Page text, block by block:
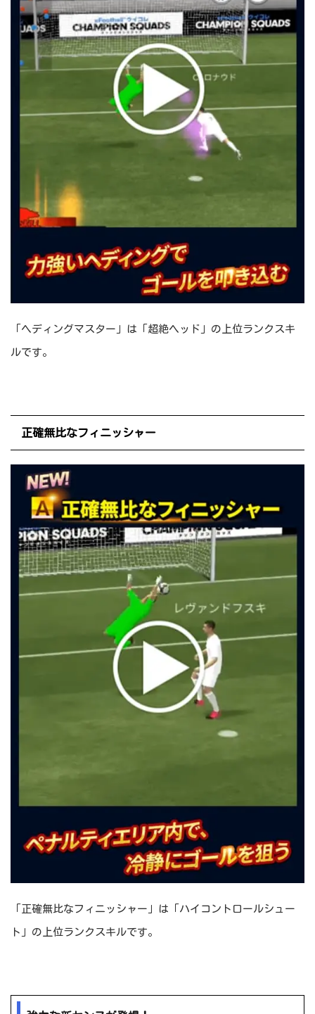
「ヘディングマスター」は「超絶ヘッド」の上位ランクスキ
ルです。
正確無比なフィニッシャー
「正確無比なフィニッシャー」は「ハイコントロールシュー
ト」の上位ランクスキルです。